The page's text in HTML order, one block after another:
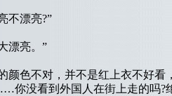
漂亮?”
漂亮。”
色不对，并不是红上衣不好看
你没看到外国人在街上走的吗?